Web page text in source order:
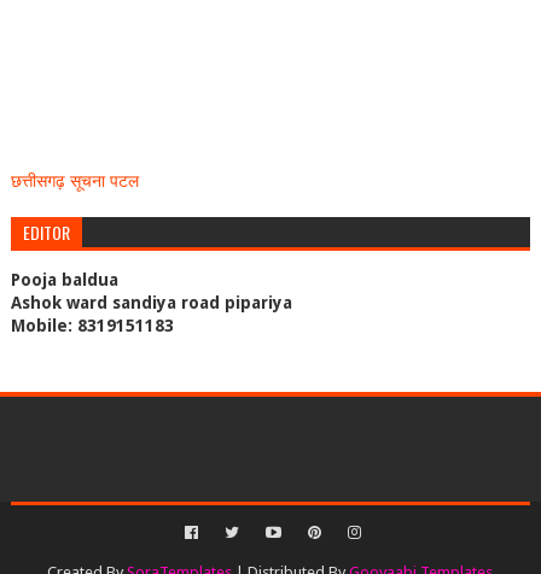
छत्तीसगढ़ सूचना पटल
EDITOR
Pooja baldua
Ashok ward sandiya road pipariya
Mobile: 8319151183